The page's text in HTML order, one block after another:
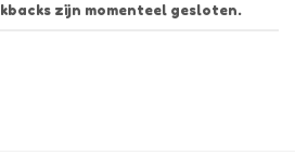
zijn momenteel gesloten.